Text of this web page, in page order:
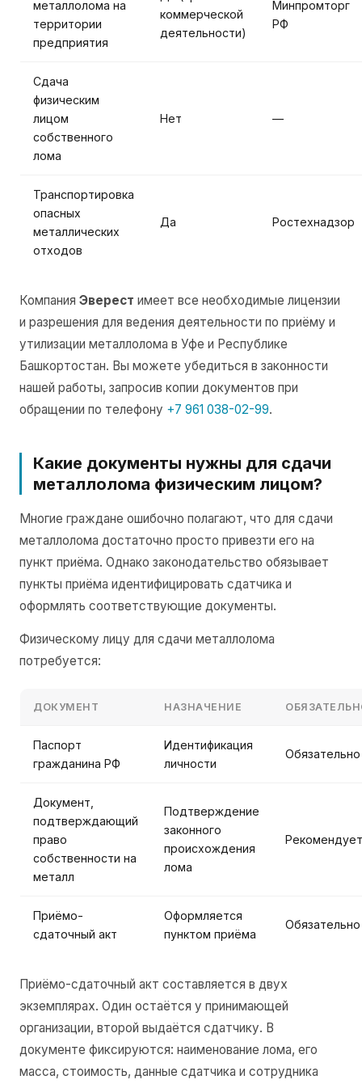
металлолома на
территории
предприятия
коммерческой
деятельности)
Минпромторг
РФ
Сдача
физическим
лицом
собственного
лома
Нет —
Транспортировка
опасных
металлических
отходов
Да Ростехнадзор
Компания Эверест имеет все необходимые лицензии
и разрешения для ведения деятельности по приёму и
утилизации металлолома в Уфе и Республике
Башкортостан. Вы можете убедиться в законности
нашей работы, запросив копии документов при
обращении по телефону +7 961 038-02-99.
Какие документы нужны для сдачи
металлолома физическим лицом?
Многие граждане ошибочно полагают, что для сдачи
металлолома достаточно просто привезти его на
пункт приёма. Однако законодательство обязывает
пункты приёма идентифицировать сдатчика и
оформлять соответствующие документы.
Физическому лицу для сдачи металлолома
потребуется:
ДОКУМЕНТ НАЗНАЧЕНИЕ
Паспорт
гражданина РФ
Идентификация
личности
Обязательно
Документ,
подтверждающий
право
собственности на
металл
Подтверждение
законного
происхождения
лома
Приёмо-
сдаточный акт
Оформляется
пунктом приёма
Обязательно
Приёмо-сдаточный акт составляется в двух
экземплярах. Один остаётся у принимающей
организации, второй выдаётся сдатчику. В
документе фиксируются: наименование лома, его
масса, стоимость, данные сдатчика и сотрудника